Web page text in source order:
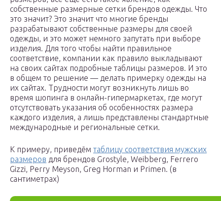
собственные размерные сетки брендов одежды. Что
это значит? Это значит что многие бренды
разрабатывают собственные размеры для своей
одежды, и это может немного запутать при выборе
изделия. Для того чтобы найти правильное
соответствие, компании как правило выкладывают
на своих сайтах подробные таблицы размеров. И это
в общем то решение — делать примерку одежды на
их сайтах. Трудности могут возникнуть лишь во
время шопинга в онлайн-гипермаркетах, где могут
отсутствовать указания об особенностях размера
каждого изделия, а лишь представлены стандартные
международные и региональные сетки.
К примеру, приведём таблицу соответствия мужских
размеров для брендов Grostyle, Weibberg, Ferrero
Gizzi, Perry Meyson, Greg Horman и Primen. (в
сантиметрах)